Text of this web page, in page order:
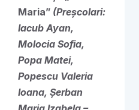
Maria” (Preșcolari:
Iacub Ayan,
Molocia Sofia,
Popa Matei,
Popescu Valeria
Ioana, Șerban